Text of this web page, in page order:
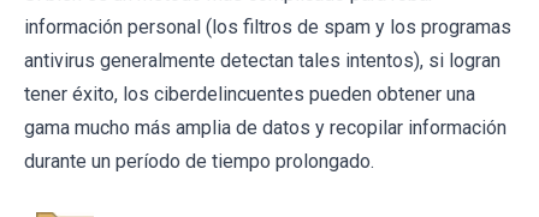
información personal (los filtros de spam y los programas
antivirus generalmente detectan tales intentos), si logran
tener éxito, los ciberdelincuentes pueden obtener una
gama mucho más amplia de datos y recopilar información
durante un período de tiempo prolongado.